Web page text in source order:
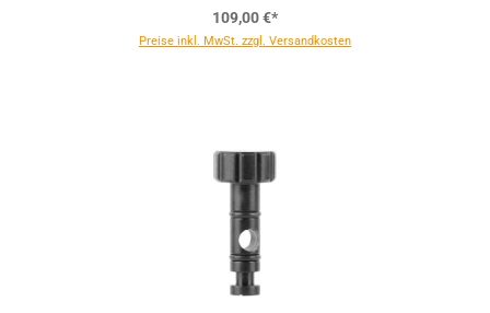
109,00 €*
Preise inkl. MwSt. zzgl. Versandkosten